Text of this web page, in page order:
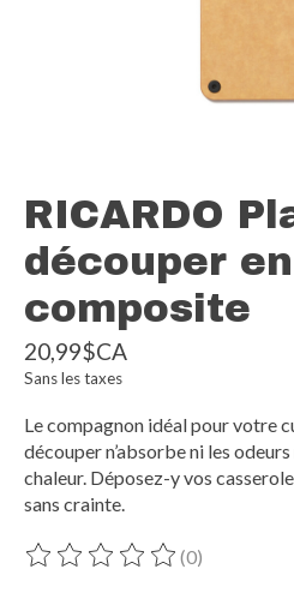
RICARDO
découper
composite
20,99$CA
Sans les taxes
Le compagnon idéal pour votre
découper n’absorbe ni les
chaleur. Déposez-y vos
sans crainte.
Ce produit est évalué à
(0)